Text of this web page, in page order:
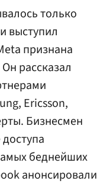
только
выступил
признана
Он рассказал
Ericsson,
Бизнесмен
беднейших
анонсировали